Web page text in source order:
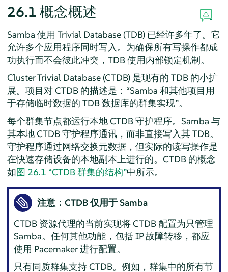
26.1 概念概述
Samba 使用 Trivial Database (TDB) 已经许多年了。它
允许多个应用程序同时写入。为确保所有写操作都成
功执行而不会彼此冲突，TDB 使用内部锁定机制。
Cluster Trivial Database (CTDB) 是现有的 TDB 的小扩
展。项目对 CTDB 的描述是： “Samba 和其他项目用
于存储临时数据的 TDB 数据库的群集实现”。
每个群集节点都运行本地 CTDB 守护程序。Samba 与
其本地 CTDB 守护程序通讯，而非直接写入其 TDB。
守护程序通过网络交换元数据，但实际的读写操作是
在快速存储设备的本地副本上进行的。CTDB 的概念
如图 26.1 “CTDB 群集的结构”中所示。
注意：CTDB 仅用于 Samba
CTDB 资源代理的当前实现将 CTDB 配置为只管理
Samba。任何其他功能，包括 IP 故障转移，都应
使用 Pacemaker 进行配置。
只有同质群集支持 CTDB。例如，群集中的所有节